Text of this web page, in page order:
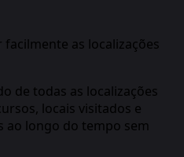
as localizações
de todas as localizações
locais visitados e
ao longo do tempo sem